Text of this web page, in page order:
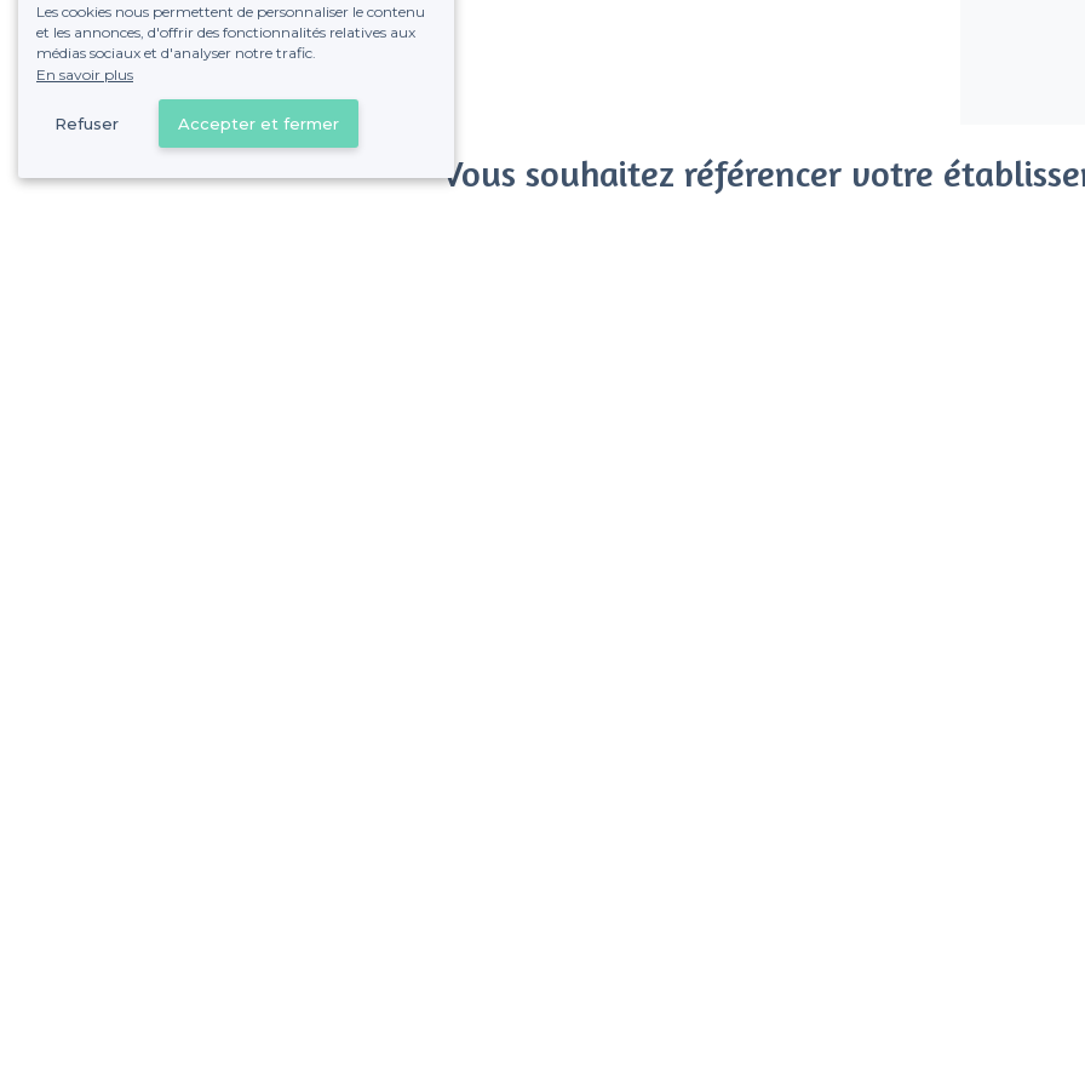
Vous souhaitez référencer votre
Les cookies nous permettent de personnaliser le contenu
et les annonces, d'offrir des fonctionnalités relatives aux
médias sociaux et d'analyser notre trafic.
En savoir plus
Refuser Accepter et fermer